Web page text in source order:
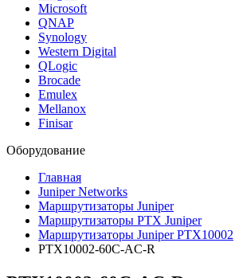
Microsoft
QNAP
Synology
Western Digital
QLogic
Brocade
Emulex
Mellanox
Finisar
Оборудование
Главная
Juniper Networks
Маршрутизаторы Juniper
Маршрутизаторы PTX Juniper
Маршрутизаторы Juniper PTX10002
PTX10002-60C-AC-R